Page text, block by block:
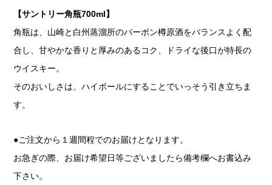
【サントリー角瓶700ml】
角瓶は、山崎と白州蒸溜所のバーボン樽原酒をバランスよく配
合し、甘やかな香りと厚みのあるコク、ドライな後口が特長の
ウイスキー。
そのおいしさは、ハイボールにすることでいっそう引き立ちま
す。
●ご注文から１週間程でのお届けとなります。
お急ぎの際、お届け希望日等ございましたら備考欄へお書込み
下さい。